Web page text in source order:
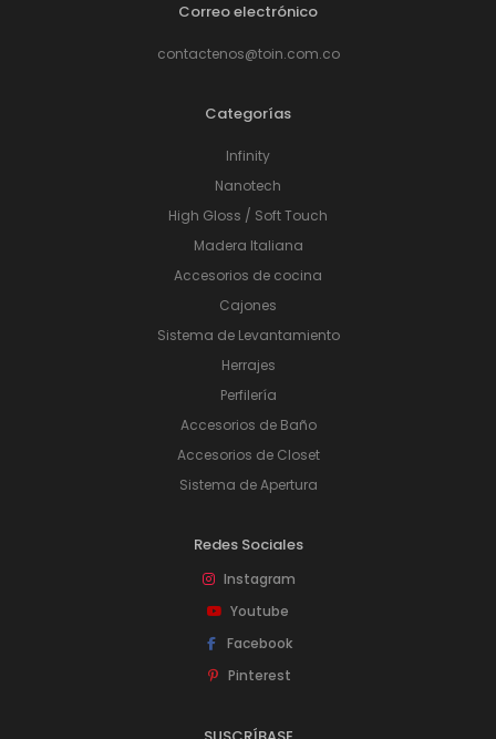
Correo electrónico
contactenos@toin.com.co
Categorías
Infinity
Nanotech
High Gloss / Soft Touch
Madera Italiana
Accesorios de cocina
Cajones
Sistema de Levantamiento
Herrajes
Perfilería
Accesorios de Baño
Accesorios de Closet
Sistema de Apertura
Redes Sociales
Instagram
Youtube
Facebook
Pinterest